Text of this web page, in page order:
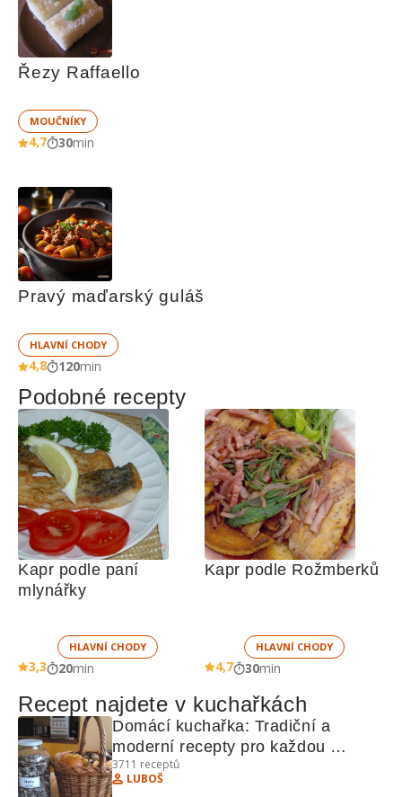
Řezy Raffaello
MOUČNÍKY
4,7 30min
Pravý maďarský guláš
HLAVNÍ CHODY
4,8 120min
Podobné recepty
Kapr podle paní
mlynářky
HLAVNÍ CHODY
3,3 20min
Kapr podle Rožmberků
HLAVNÍ CHODY
4,7 30min
Recept najdete v kuchařkách
Domácí kuchařka: Tradiční a
moderní recepty pro každou
příležitost
3711 receptů
LUBOŠ